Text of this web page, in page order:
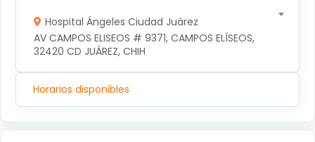
Hospital Ángeles Ciudad Juárez
AV CAMPOS ELISEOS # 9371, CAMPOS ELÍSEOS,
32420 CD JUÁREZ, CHIH
Horarios disponibles